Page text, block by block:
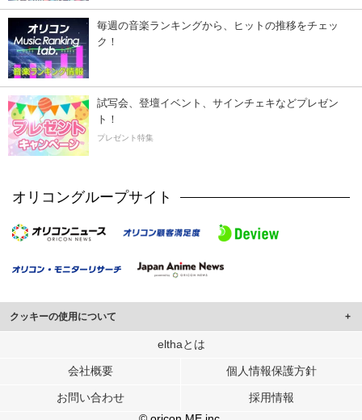
毎週の音楽ランキングから、ヒットの推移をチェッ
ク！
試写会、登壇イベント、サインチェキなどプレゼン
ト！
プレゼント特集
オリコングループサイト
クッキーの使用について
このサイトでは Cookie を使用して、ユーザーに合わせたコンテンツや広告の
行っています。
メディアや広告配信、データ解析の各パートナーに提供しています。
各パートナーは、この情報とユーザーが各パートナーに提供した他の情報や、
elthaとは
会社概要 個人情報保護方針
お問い合わせ
採用情報